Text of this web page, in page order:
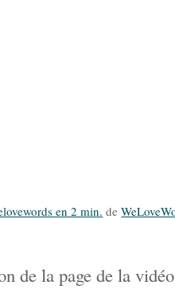
en 2 min. de
de la page de la